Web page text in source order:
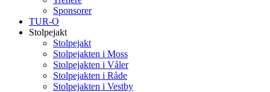
Sponsorer
TUR-O
Stolpejakt
Stolpejakt
Stolpejakten i Moss
Stolpejakten i Våler
Stolpejakten i Råde
Stolpejakten i Vestby